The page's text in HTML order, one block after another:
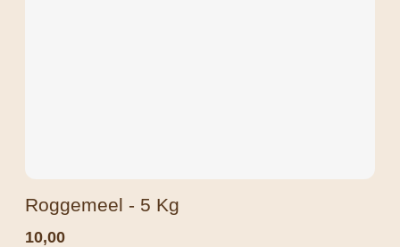
Roggemeel - 5 Kg
10,00